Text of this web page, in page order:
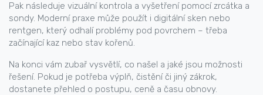
Pak následuje vizuální kontrola a vyšetření pomocí zrcátka a
sondy. Moderní praxe může použít i digitální sken nebo
rentgen, který odhalí problémy pod povrchem – třeba
začínající kaz nebo stav kořenů.
Na konci vám zubař vysvětlí, co našel a jaké jsou možnosti
řešení. Pokud je potřeba výplň, čistění či jiný zákrok,
dostanete přehled o postupu, ceně a času obnovy.